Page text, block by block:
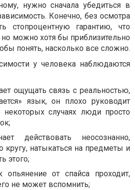
нужно сначала убедиться в
Конечно, без осмотра
стопроцентную гарантию, что
можно хотя бы приблизительно
понять, насколько все сложно.
у человека наблюдаются
ощущать связь с реальностью,
язык, он плохо руководит
случаях люди просто
действовать неосознанно,
кругу, натыкаться на предметы и
этого;
опьянение от спайса проходит,
не может вспомнить;